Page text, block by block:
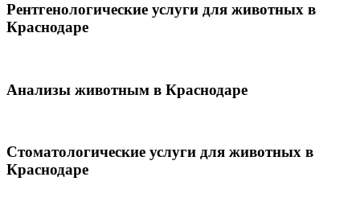
Рентгенологические услуги для животных в
Краснодаре
Анализы животным в Краснодаре
Стоматологические услуги для животных в
Краснодаре